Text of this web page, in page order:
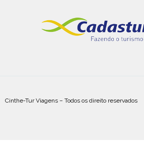
Cinthe-Tur Viagens – Todos os direito reservados